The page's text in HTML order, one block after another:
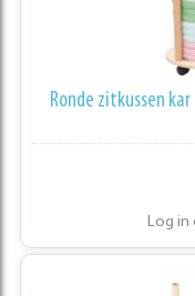
Ronde zitkussen
Log in